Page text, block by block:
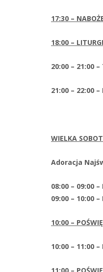
17:30 –
18:00 –
20:00 –
21:00 – 22:00
WIELKA
Adoracja
08:00 – 09:00
09:00 – 10:00
10:00 –
10:00 – 11:00